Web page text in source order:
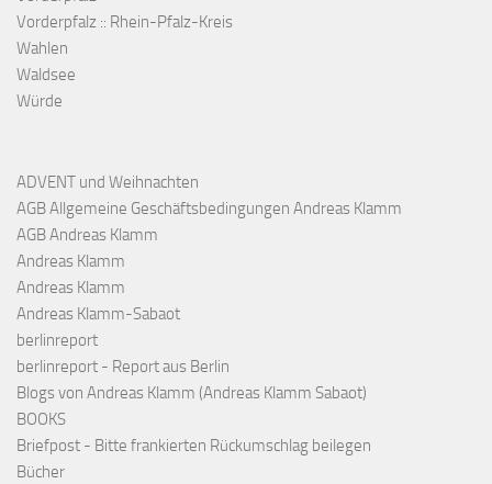
Vorderpfalz :: Rhein-Pfalz-Kreis
Wahlen
Waldsee
Würde
ADVENT und Weihnachten
AGB Allgemeine Geschäftsbedingungen Andreas Klamm
AGB Andreas Klamm
Andreas Klamm
Andreas Klamm
Andreas Klamm-Sabaot
berlinreport
berlinreport - Report aus Berlin
Blogs von Andreas Klamm (Andreas Klamm Sabaot)
BOOKS
Briefpost - Bitte frankierten Rückumschlag beilegen
Bücher